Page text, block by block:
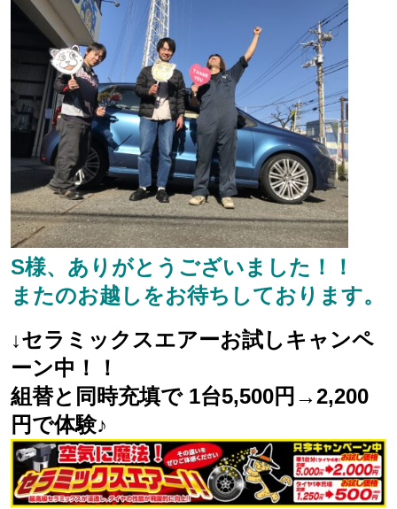
S様、ありがとうございました！！
またのお越しをお待ちしております。
↓セラミックスエアーお試しキャンペ
ーン中！！
組替と同時充填で 1台5,500円→2,200
円で体験♪